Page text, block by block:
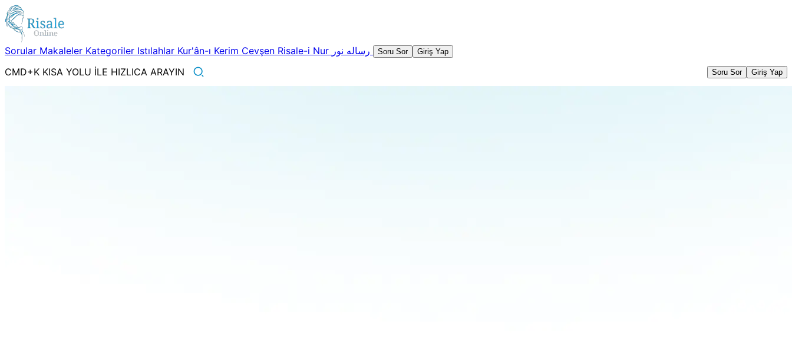
Sorular Makaleler Kategoriler Istılahlar Kur'ân-ı Kerim Cevşen Risale-i Nur Soru Sor Giriş Yap
CMD+K KISA YOLU İLE HIZLICA ARAYIN Soru Sor Giriş Yap